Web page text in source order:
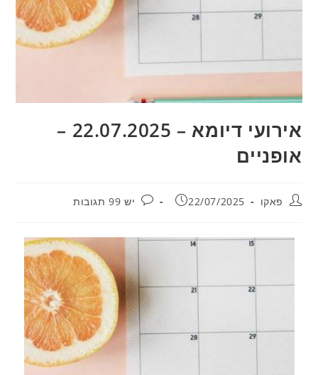
אירועי דיומא – 22.07.2025 –
אופניים
מחבר:פאקו פורסם:
22/07/2025 תגובות:
יש 99 תגובות